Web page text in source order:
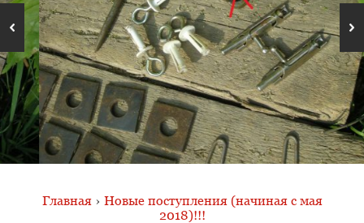
Главная › Новые поступления (начиная с мая
2018)!!!